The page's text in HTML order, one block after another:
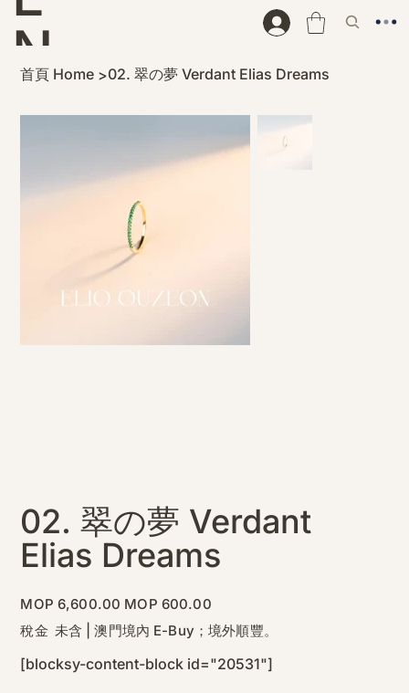
N
D
首頁 Home >02. 翠の夢 Verdant Elias Dreams
02. 翠の夢 Verdant
Elias Dreams
原
始
價
格
MOP 6,600.00 促
銷
價
格
MOP 600.00
稅金 未含
澳門境內 E-Buy；境外順豐。
[blocksy-content-block id="20531"]